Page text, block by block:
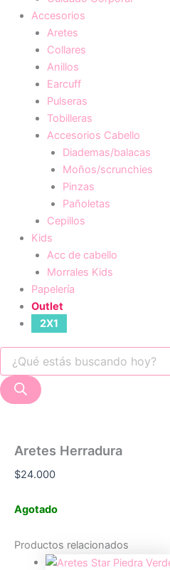
Accesorios
Aretes
Collares
Anillos
Earcuff
Pulseras
Tobilleras
Accesorios Cabello
Diademas/balacas
Moños/scrunchies
Pinzas
Pañoletas
Cepillos
Kids
Acc de cabello
Morrales Kids
Papelería
Outlet
2X1
Aretes Herradura
$24.000
Agotado
Productos relacionados